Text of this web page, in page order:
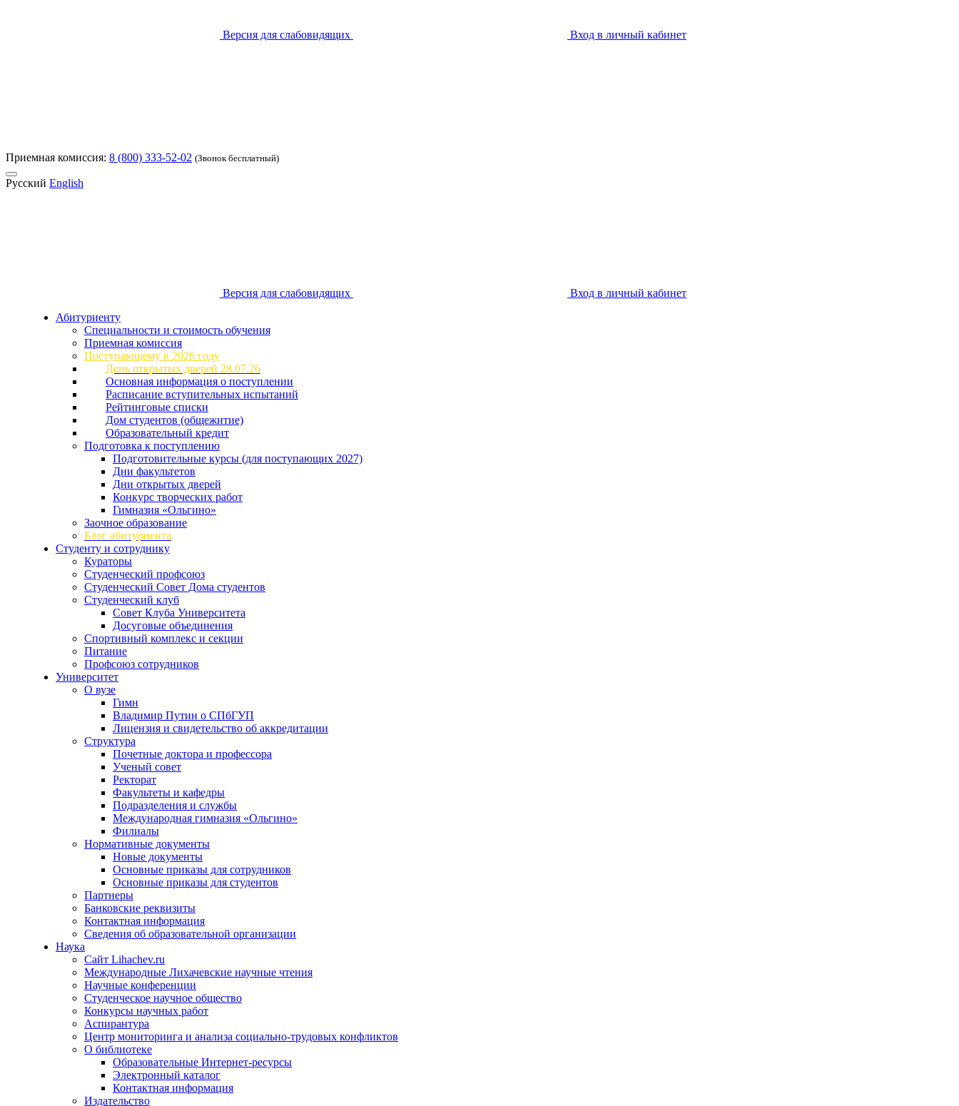
Версия для слабовидящих Вход в личный кабинет
Приемная комиссия: 8 (800) 333-52-02 (Звонок бесплатный)
Русский English
Версия для слабовидящих
Вход в личный кабинет
Абитуриенту
Специальности и стоимость обучения
Приемная комиссия
Поступающему в 2026 году
День открытых дверей 28.07.26
Основная информация о поступлении
Расписание вступительных испытаний
Рейтинговые списки
Дом студентов (общежитие)
Образовательный кредит
Подготовка к поступлению
Подготовительные курсы (для поступающих 2027)
Дни факультетов
Дни открытых дверей
Конкурс творческих работ
Гимназия «Ольгино»
Заочное образование
Блог абитуриента
Студенту и сотруднику
Кураторы
Студенческий профсоюз
Студенческий Совет Дома студентов
Студенческий клуб
Совет Клуба Университета
Досуговые объединения
Спортивный комплекс и секции
Питание
Профсоюз сотрудников
Университет
О вузе
Гимн
Владимир Путин о СПбГУП
Лицензия и свидетельство об аккредитации
Структура
Почетные доктора и профессора
Ученый совет
Ректорат
Факультеты и кафедры
Подразделения и службы
Международная гимназия «Ольгино»
Филиалы
Нормативные документы
Новые документы
Основные приказы для сотрудников
Основные приказы для студентов
Партнеры
Банковские реквизиты
Контактная информация
Сведения об образовательной организации
Наука
Сайт Lihachev.ru
Международные Лихачевские научные чтения
Научные конференции
Студенческое научное общество
Конкурсы научных работ
Аспирантура
Центр мониторинга и анализа социально-трудовых конфликтов
О библиотеке
Образовательные Интернет-ресурсы
Электронный каталог
Контактная информация
Издательство